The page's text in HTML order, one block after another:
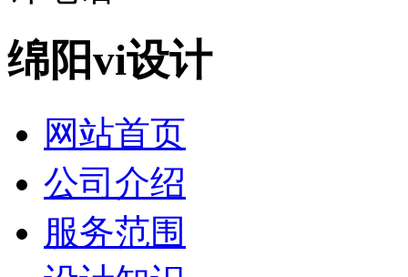
绵阳vi设计
网站首页
公司介绍
服务范围